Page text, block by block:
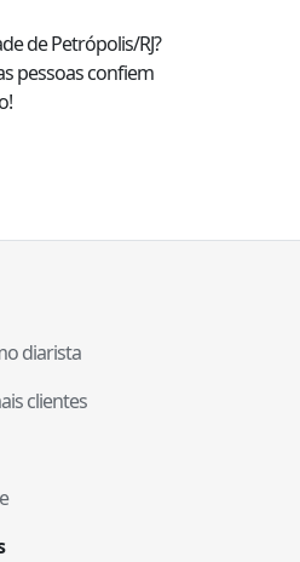
dePetrópolis/RJ?
pessoas confiem
diarista
clientes